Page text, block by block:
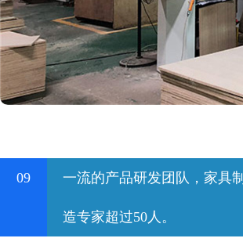
09 一流的产品研发团队，家具制
造专家超过50人。